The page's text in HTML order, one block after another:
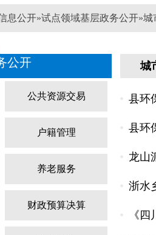
息公开»试点领域基层政务公开»城
公开
公共资源交易
户籍管理
养老服务
财政预算决算
城
县环
县环
龙山
浙水
《